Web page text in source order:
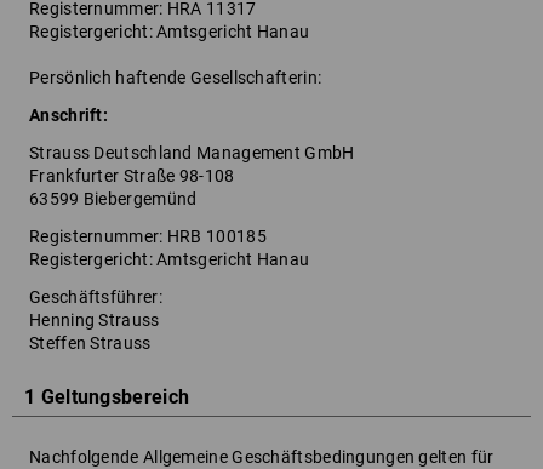
Registernummer: HRA 11317
Registergericht: Amtsgericht Hanau
Persönlich haftende Gesellschafterin:
Anschrift:
Strauss Deutschland Management GmbH
Frankfurter Straße 98-108
63599 Biebergemünd
Registernummer: HRB 100185
Registergericht: Amtsgericht Hanau
Geschäftsführer:
Henning Strauss
Steffen Strauss
1 Geltungsbereich
Nachfolgende Allgemeine Geschäftsbedingungen gelten für